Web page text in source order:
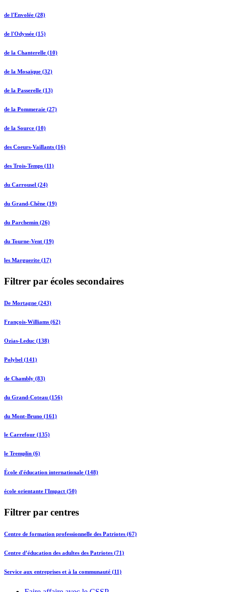
de l'Envolée (28)
de l'Odyssée (15)
de la Chanterelle (10)
de la Mosaïque (32)
de la Passerelle (13)
de la Pommeraie (27)
de la Source (10)
des Coeurs-Vaillants (16)
des Trois-Temps (11)
du Carrousel (24)
du Grand-Chêne (19)
du Parchemin (26)
du Tourne-Vent (19)
les Marguerite (17)
Filtrer par écoles secondaires
De Mortagne (243)
François-Williams (62)
Ozias-Leduc (138)
Polybel (141)
de Chambly (83)
du Grand-Coteau (156)
du Mont-Bruno (161)
le Carrefour (135)
le Tremplin (6)
École d'éducation internationale (148)
école orientante l'Impact (50)
Filtrer par centres
Centre de formation professionnelle des Patriotes (67)
Centre d’éducation des adultes des Patriotes (71)
Service aux entreprises et à la communauté (11)